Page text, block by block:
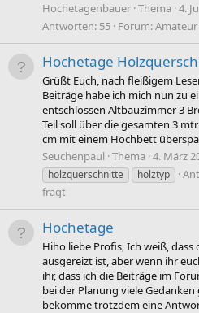
Hochetagenbauer Thema 4.
Antworten: 55 Forum:
Hochetage
Grüßt Euch, nach fleißigem
Beiträge habe ich mich nun zu
entschlossen Altbauzimmer 3
Teil soll über die gesamten 3
cm mit einem Hochbett
Seuchenpaul Thema 4. März
holzquerschnitte
holztyp
fragt
Hochetage
Hiho liebe Profis, Ich weiß,
ausgereizt ist, aber wenn ihr
ihr, dass ich die Beiträge im
bei der Planung viele
bekomme trotzdem eine